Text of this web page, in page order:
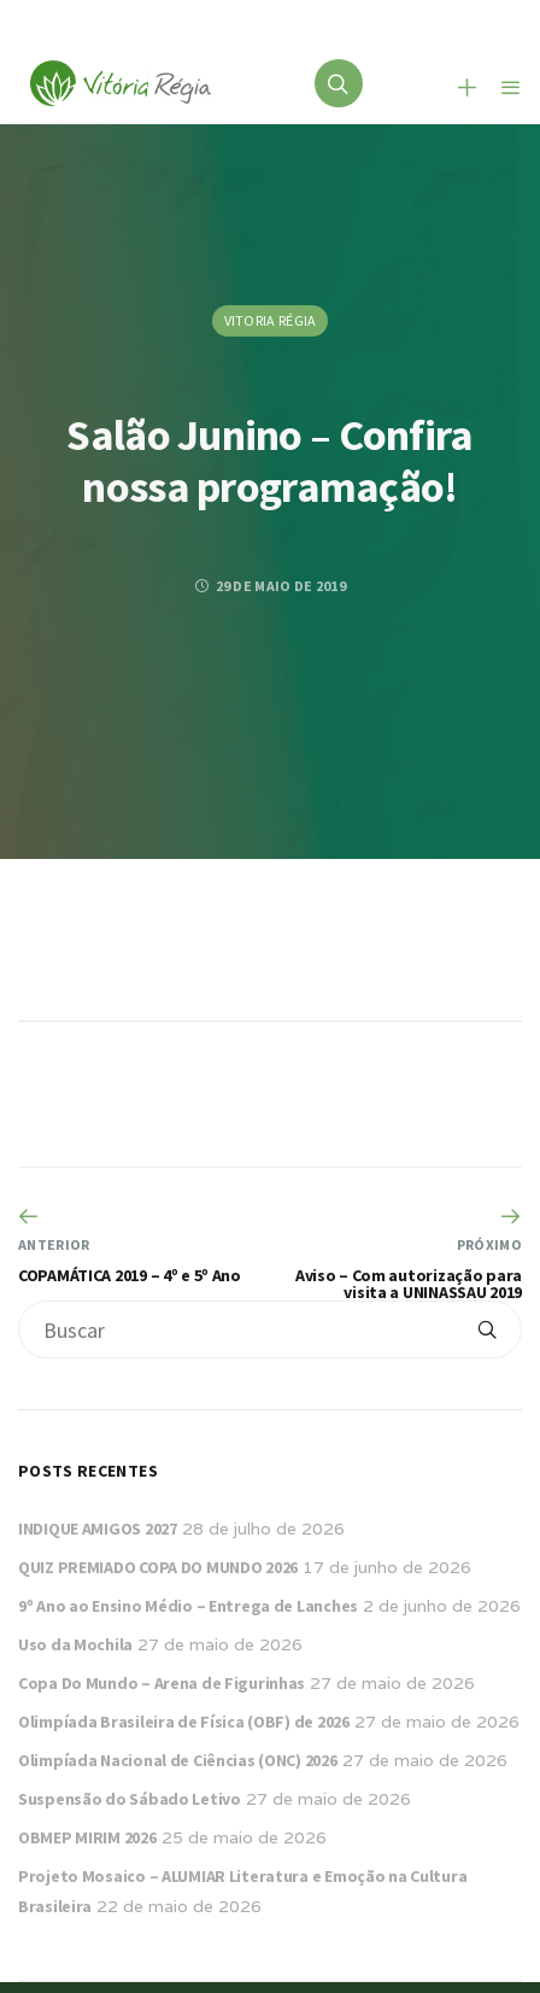
VITORIA RÉGIA
Salão Junino – Confira
nossa programação!
29 DE MAIO DE 2019
ANTERIOR
COPAMÁTICA 2019 – 4º e 5º Ano
PRÓXIMO
Aviso – Com autorização para
visita a UNINASSAU 2019
POSTS RECENTES
INDIQUE AMIGOS 2027 28 de julho de 2026
QUIZ PREMIADO COPA DO MUNDO 2026 17 de junho de 2026
9º Ano ao Ensino Médio – Entrega de Lanches 2 de junho de 2026
Uso da Mochila 27 de maio de 2026
Copa Do Mundo – Arena de Figurinhas 27 de maio de 2026
Olimpíada Brasileira de Física (OBF) de 2026 27 de maio de 2026
Olimpíada Nacional de Ciências (ONC) 2026 27 de maio de 2026
Suspensão do Sábado Letivo 27 de maio de 2026
OBMEP MIRIM 2026 25 de maio de 2026
Projeto Mosaico – ALUMIAR Literatura e Emoção na Cultura
Brasileira 22 de maio de 2026